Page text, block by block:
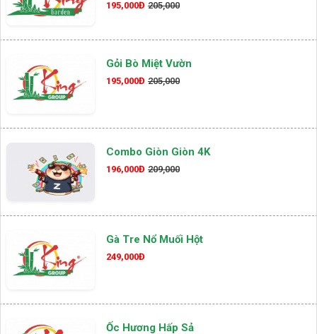
195,000Đ 205,000
Gỏi Bò Miệt Vườn
195,000Đ 205,000
Combo Giòn Giòn 4K
196,000Đ 209,000
Gà Tre Nổ Muối Hột
249,000Đ
Ốc Hương Hấp Sả